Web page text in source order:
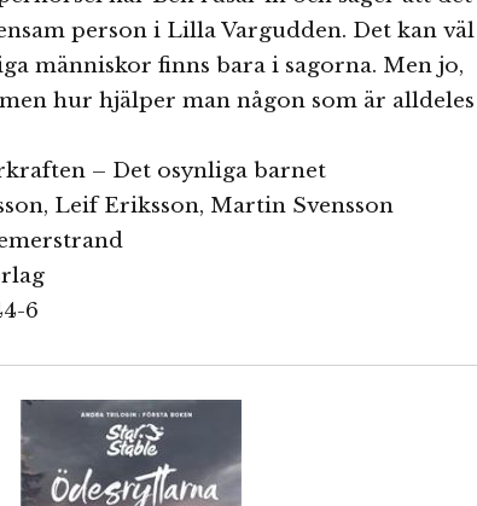
person i Lilla Vargudden. Det kan väl
människor finns bara i sagorna. Men jo,
hur hjälper man någon som är alldeles
– Det osynliga barnet
Leif Eriksson, Martin Svensson
6